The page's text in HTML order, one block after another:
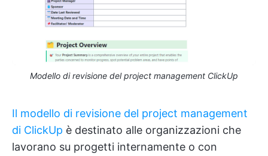
Modello di revisione del project management ClickUp
Il modello di revisione del project management
di ClickUp è destinato alle organizzazioni che
lavorano su progetti internamente o con